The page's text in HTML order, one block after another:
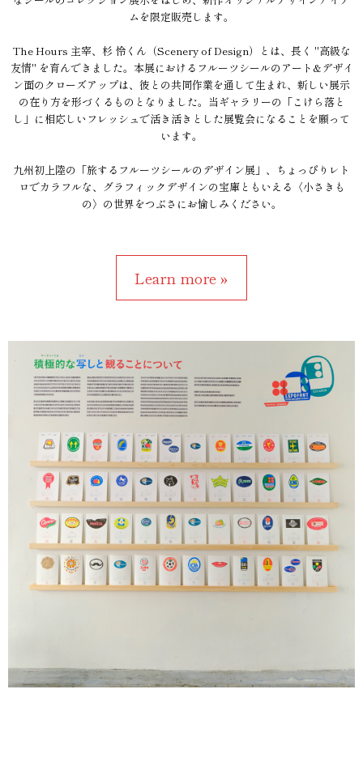
ムを限定販売します。
The Hours 主宰、杉 怜くん（Scenery of Design）とは、長く "高級な
友情" を育んできました。本展におけるフルーツシールのアート&デザイ
ン面のクローズアップは、彼との共同作業を通して生まれ、新しい展示
の在り方を形づくるものとなりました。当ギャラリーの「こけら落と
し」に相応しいフレッシュで活き活きとした展覧会になることを願って
います。
九州初上陸の「旅するフルーツシールのデザイン展」、ちょっぴりレト
ロでカラフルな、グラフィックデザインの宝庫ともいえる〈小さきも
の〉の世界をつぶさにお愉しみください。
Learn more »